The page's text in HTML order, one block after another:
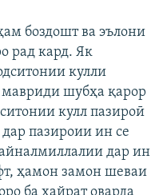
боздошт ва эълони
рад кард. Як
кулли
шубҳа қарор
кулл пазироӣ
пазироии ин се
дар ин
ҳамон замон шеваи